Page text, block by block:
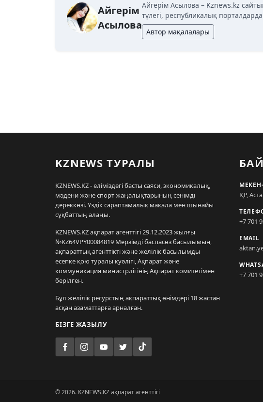
Айгерім
Асылова
Айгерім Асылова – Kznews.kz
түлегі, республикалық
Автор мақалалары
KZNEWS ТУРАЛЫ
KZNEWS.KZ - еліміздегі басты саяси, экономикалық,
мәдени және спорт жаңалықтарының сенімді
дереккөзі. Үздік сараптамалық мақала мен шынайы
сұқбаттың алаңы.
KZNEWS.KZ ақпарат агенттігі 29.12.2023 жылғы
№KZ64VPY00084819 Мерзімді баспасөз басылымын,
ақпараттық агенттікті және желілік басылымды
есепке қою туралы куәлігі, Ақпарат және
коммуникация министрлігінің Ақпарат комитетімен
берілген.
Бұл желілік ресурстың ақпараттық өнімдері 18 жастан
асқан азаматтарға арналған.
БІЗГЕ ЖАЗЫЛУ
ҚР,
+7 701
EMAIL
+7 701
© 2026. KZNEWS.KZ ақпарат агенттігі